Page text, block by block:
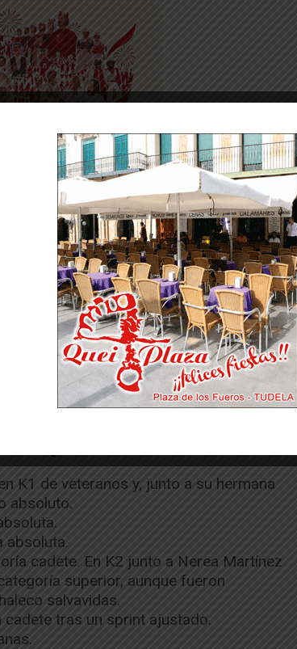
contó con una amplia representación de
la cantera hasta la sección máster.
de piragüismo “Belén Sánchez” y del
deporte en Tudela.
K1 de veteranos y, junto a su hermana
absoluto.
absoluta.
cadete. En K2 junto a Nerea Martínez
superior, aunque fueron
salvavidas.
tras un sprint ajustado.